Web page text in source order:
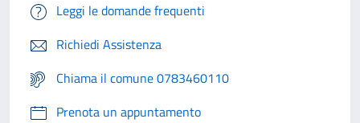
Leggi le domande frequenti
Richiedi Assistenza
Chiama il comune 0783460110
Prenota un appuntamento